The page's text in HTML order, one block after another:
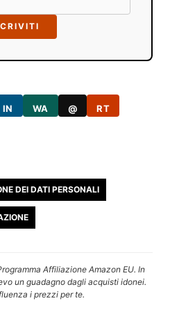
IN WA @ RT
DEI DATI PERSONALI
Affiliazione Amazon EU. In
un guadagno dagli acquisti idonei.
i prezzi per te.